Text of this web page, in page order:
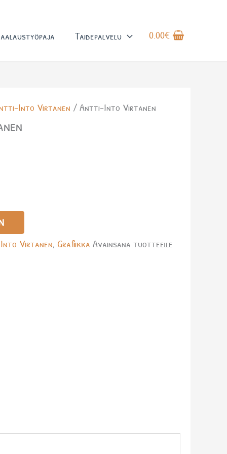
Taidepalvelu 0.00€
Into Virtanen / Antti-Into Virtanen
Virtanen, Grafiikka Avainsana tuotteelle